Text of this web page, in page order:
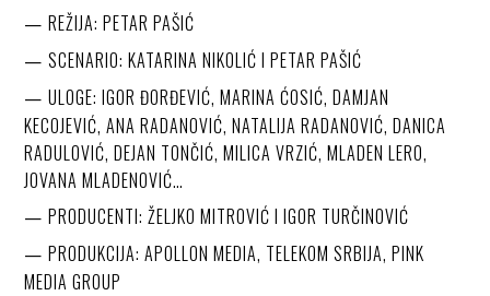
REŽIJA: PETAR PAŠIĆ
SCENARIO: KATARINA NIKOLIĆ I PETAR PAŠIĆ
ULOGE: IGOR ĐORĐEVIĆ, MARINA ĆOSIĆ, DAMJAN
KECOJEVIĆ, ANA RADANOVIĆ, NATALIJA RADANOVIĆ, DANICA
RADULOVIĆ, DEJAN TONČIĆ, MILICA VRZIĆ, MLADEN LERO,
JOVANA MLADENOVIĆ…
PRODUCENTI: ŽELJKO MITROVIĆ I IGOR TURČINOVIĆ
PRODUKCIJA: APOLLON MEDIA, TELEKOM SRBIJA, PINK
MEDIA GROUP